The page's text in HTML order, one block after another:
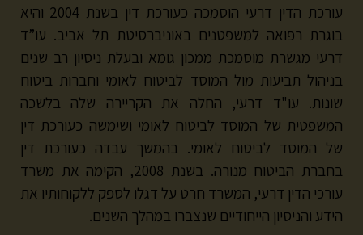
עורכת הדין דרעי הוסמכה כעורכת דין בשנת 2004 והיא
בוגרת רפואה למשפטנים באוניברסיטת תל אביב. עו”ד
דרעי מגשרת מוסמכת ממכון גומא ובעלת ניסיון רב שנים
בניהול תביעות מול המוסד לביטוח לאומי וחברות ביטוח
שונות. עו"ד דרעי, החלה את הקריירה שלה בלשכה
המשפטית של המוסד לביטוח לאומי ושימשה כעורכת דין
של המוסד לביטוח לאומי. בהמשך עבדה כעורכת דין
בחברת הביטוח מנורה. בשנת 2008, הקימה את משרד
עורכי הדין דרעי, המשרד חרט על דגלו לספק ללקוחותיו את
הידע והניסיון הייחודיים שנצברו במהלך השנים.